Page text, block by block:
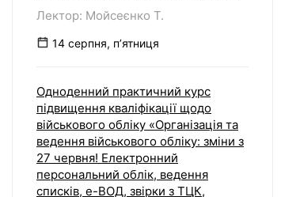
Лектор: Мойсеєнко Т.
14 серпня, пʼятниця
Одноденний практичний курс
підвищення кваліфікації щодо
військового обліку «Організація та
ведення військового обліку: зміни з
27 червня! Електронний
персональний облік, ведення
списків, е-ВОД, звірки з ТЦК,